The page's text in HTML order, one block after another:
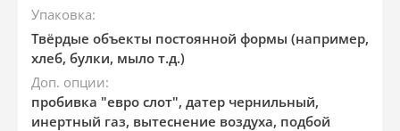
Упаковка:
Твёрдые объекты постоянной формы (например,
хлеб, булки, мыло т.д.)
Доп. опции:
пробивка "евро слот", датер чернильный,
инертный газ, вытеснение воздуха, подбой